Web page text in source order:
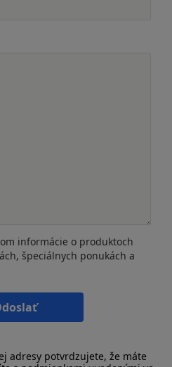
informácie o produktoch
špeciálnych ponukách a
adresy potvrdzujete, že máte